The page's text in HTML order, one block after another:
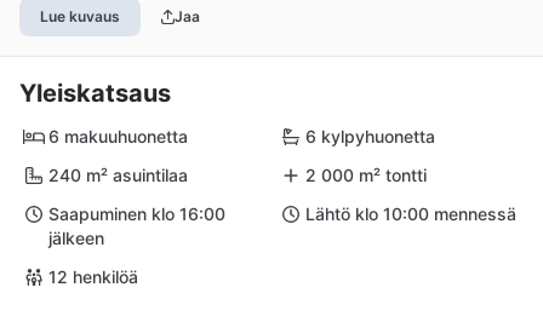
Lue kuvaus Jaa
Yleiskatsaus
6 makuuhuonetta
6 kylpyhuonetta
240 m² asuintilaa
2 000 m² tontti
Saapuminen klo 16:00
jälkeen
Lähtö klo 10:00 mennessä
12 henkilöä